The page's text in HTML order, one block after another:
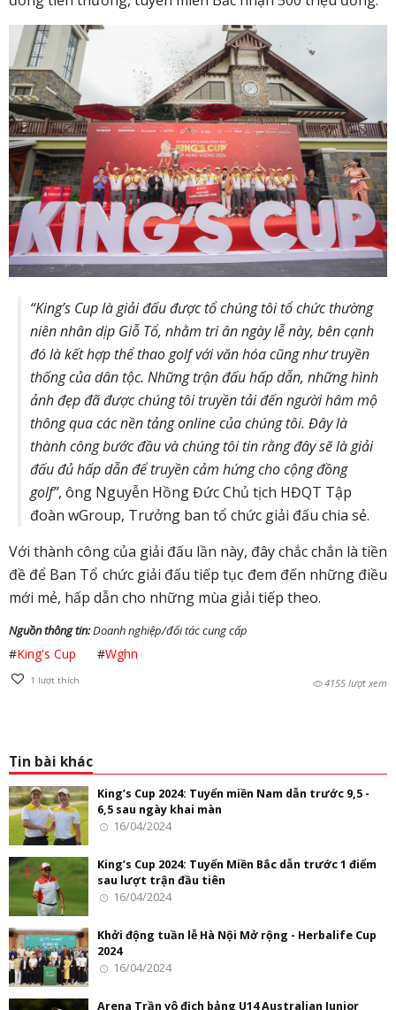
“King’s Cup là giải đấu được tổ chúng tôi tổ chức thường
niên nhân dịp Giỗ Tổ, nhằm tri ân ngày lễ này, bên cạnh
đó là kết hợp thể thao golf với văn hóa cũng như truyền
thống của dân tộc. Những trận đấu hấp dẫn, những hình
ảnh đẹp đã được chúng tôi truyền tải đến người hâm mộ
thông qua các nền tảng online của chúng tôi. Đây là
thành công bước đầu và chúng tôi tin rằng đây sẽ là giải
đấu đủ hấp dẫn để truyền cảm hứng cho cộng đồng
golf”, ông Nguyễn Hồng Đức Chủ tịch HĐQT Tập
đoàn wGroup, Trưởng ban tổ chức giải đấu chia sẻ.
Với thành công của giải đấu lần này, đây chắc chắn là tiền
đề để Ban Tổ chức giải đấu tiếp tục đem đến những điều
mới mẻ, hấp dẫn cho những mùa giải tiếp theo.
Nguồn thông tin:Doanh nghiệp/đối tác cung cấp
#King's Cup #Wghn
1 lượt thích 4155 lượt xem
Tin bài khác
King’s Cup 2024: Tuyển miền Nam dẫn trước 9,5 -
6,5 sau ngày khai màn
16/04/2024
King’s Cup 2024: Tuyển Miền Bắc dẫn trước 1 điểm
sau lượt trận đầu tiên
16/04/2024
Khởi động tuần lễ Hà Nội Mở rộng - Herbalife Cup
2024
16/04/2024
Arena Trần vô địch bảng U14 Australian Junior